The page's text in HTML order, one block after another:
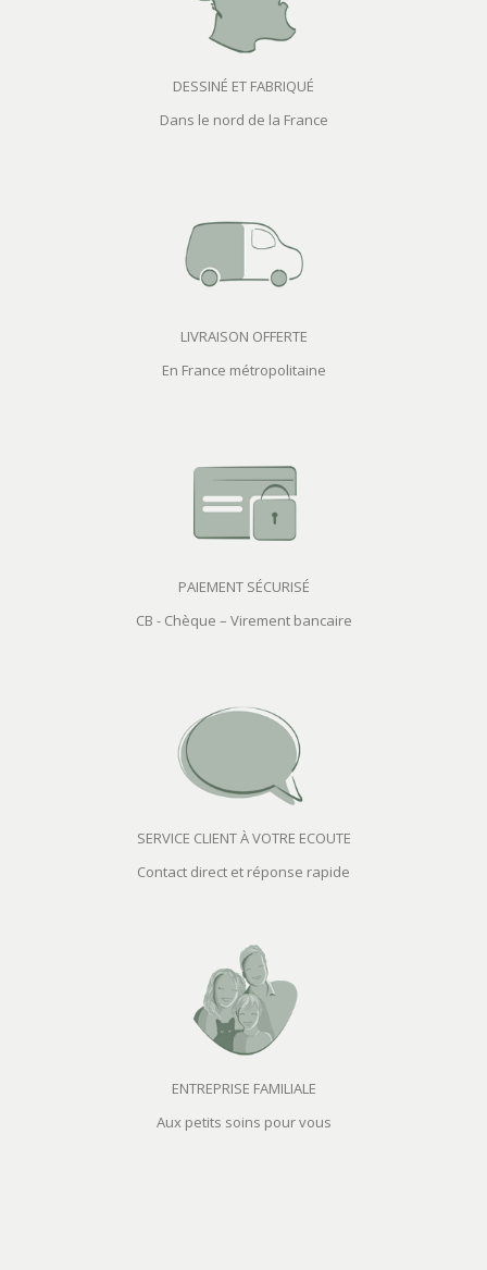
DESSINÉ ET FABRIQUÉ
Dans le nord de la France
LIVRAISON OFFERTE
En France métropolitaine
PAIEMENT SÉCURISÉ
CB - Chèque – Virement bancaire
SERVICE CLIENT À VOTRE ECOUTE
Contact direct et réponse rapide
ENTREPRISE FAMILIALE
Aux petits soins pour vous